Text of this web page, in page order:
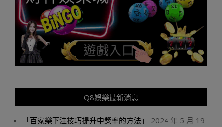
Q8娛樂最新消息
「百家樂下注技巧提升中獎率的方法」
2024 年 5 月 19